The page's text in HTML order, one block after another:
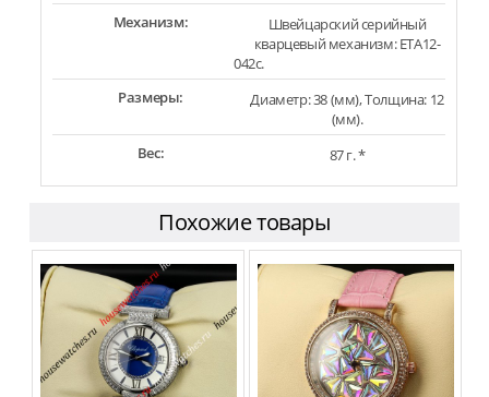
Механизм:
Швейцарский серийный
кварцевый механизм: ETA12-
042c.
Размеры:
Диаметр: 38 (мм), Толщина: 12
(мм).
Вес:
87 г. *
Похожие товары